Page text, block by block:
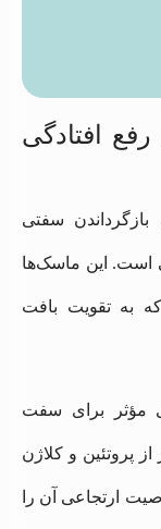
افتادگی
سفتی
است. این ماسک‌ها
به تقویت بافت
مؤثر برای سفت
پروتئین و کلاژن
ارتجاعی آن را